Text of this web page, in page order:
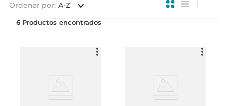
Ordenar por A-Z
6